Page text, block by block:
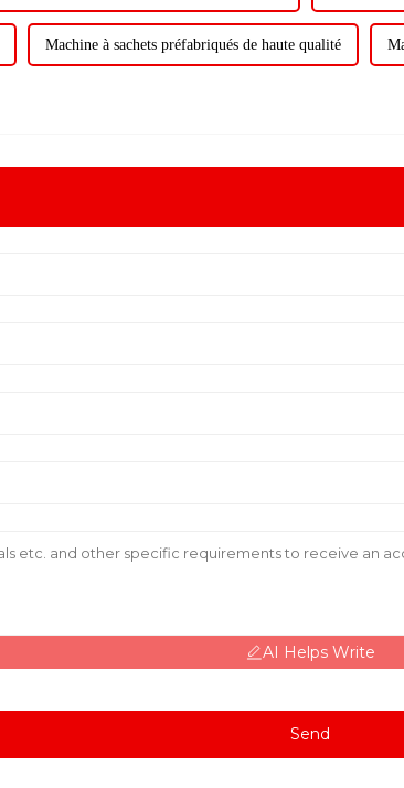
Machine à sachets préfabriqués de haute qualité
AI Helps Write
Send